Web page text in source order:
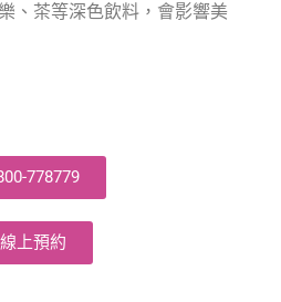
、茶等深色飲料，會影響美
778779
線上預約